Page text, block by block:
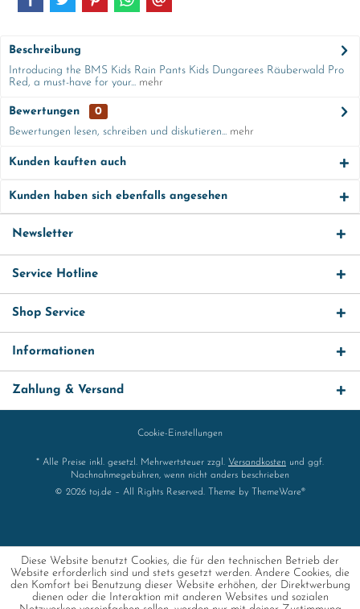
Beschreibung
Introducing the BMS Kids Rain Pants Kids Dungarees Räuberwald Pro
Red, a must-have for your... mehr
Bewertungen
0
Bewertungen lesen, schreiben und diskutieren... mehr
Kunden kauften auch
Kunden haben sich ebenfalls angesehen
Newsletter
Service Hotline
Shop Service
Informationen
Zahlung & Versand
Cookie-Einstellungen
* Alle Preise inkl. gesetzl. Mehrwertsteuer zzgl. Versandkosten und ggf.
Nachnahmegebühren, wenn nicht anders beschrieben
© 2026 toj.de – All Rights Reserved. Theme by
ThemeWare®
Diese Website benutzt Cookies, die für den technischen Betrieb der
Website erforderlich sind und stets gesetzt werden. Andere Cookies, die
den Komfort bei Benutzung dieser Website erhöhen, der Direktwerbung
dienen oder die Interaktion mit anderen Websites und sozialen